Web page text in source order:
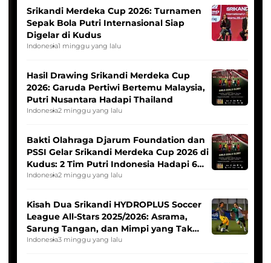
Srikandi Merdeka Cup 2026: Turnamen
Sepak Bola Putri Internasional Siap
Digelar di Kudus
Indonesia1 minggu yang lalu
Hasil Drawing Srikandi Merdeka Cup
2026: Garuda Pertiwi Bertemu Malaysia,
Putri Nusantara Hadapi Thailand
Indonesia2 minggu yang lalu
Bakti Olahraga Djarum Foundation dan
PSSI Gelar Srikandi Merdeka Cup 2026 di
Kudus: 2 Tim Putri Indonesia Hadapi 6
Tim Asia
Indonesia2 minggu yang lalu
Kisah Dua Srikandi HYDROPLUS Soccer
League All-Stars 2025/2026: Asrama,
Sarung Tangan, dan Mimpi yang Tak
Pernah Padam
Indonesia3 minggu yang lalu